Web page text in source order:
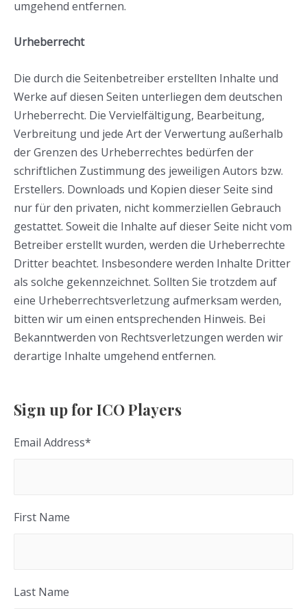
umgehend entfernen.
Urheberrecht
Die durch die Seitenbetreiber erstellten Inhalte und
Werke auf diesen Seiten unterliegen dem deutschen
Urheberrecht. Die Vervielfältigung, Bearbeitung,
Verbreitung und jede Art der Verwertung außerhalb
der Grenzen des Urheberrechtes bedürfen der
schriftlichen Zustimmung des jeweiligen Autors bzw.
Erstellers. Downloads und Kopien dieser Seite sind
nur für den privaten, nicht kommerziellen Gebrauch
gestattet. Soweit die Inhalte auf dieser Seite nicht vom
Betreiber erstellt wurden, werden die Urheberrechte
Dritter beachtet. Insbesondere werden Inhalte Dritter
als solche gekennzeichnet. Sollten Sie trotzdem auf
eine Urheberrechtsverletzung aufmerksam werden,
bitten wir um einen entsprechenden Hinweis. Bei
Bekanntwerden von Rechtsverletzungen werden wir
derartige Inhalte umgehend entfernen.
Sign up for ICO Players
Email Address*
First Name
Last Name